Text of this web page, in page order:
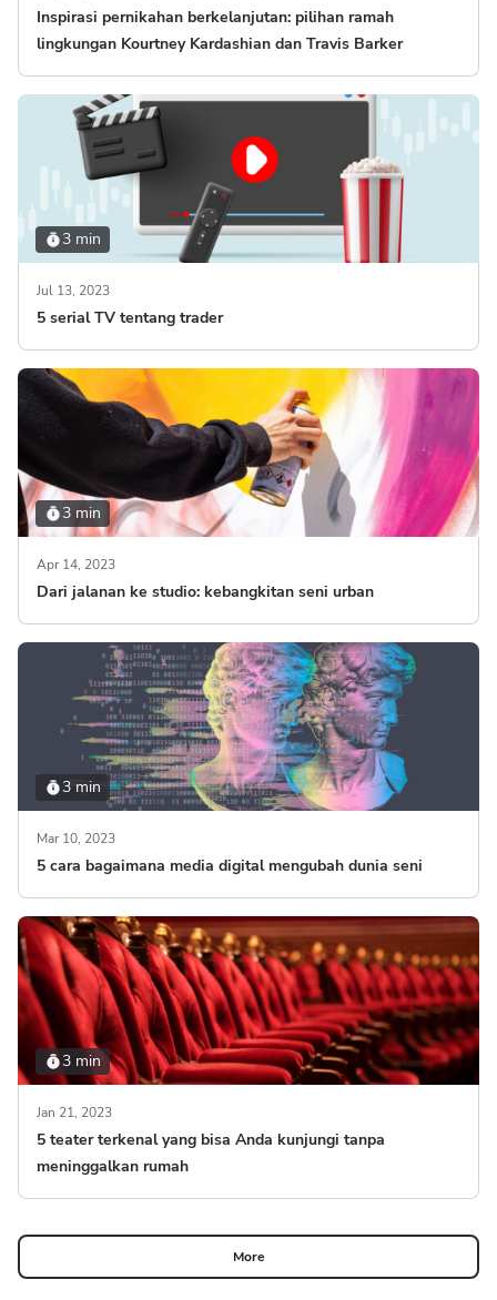
Inspirasi pernikahan berkelanjutan: pilihan ramah
lingkungan Kourtney Kardashian dan Travis Barker
3 min
Jul 13, 2023
5 serial TV tentang trader
3 min
Apr 14, 2023
Dari jalanan ke studio: kebangkitan seni urban
3 min
Mar 10, 2023
5 cara bagaimana media digital mengubah dunia seni
3 min
Jan 21, 2023
5 teater terkenal yang bisa Anda kunjungi tanpa
meninggalkan rumah
More